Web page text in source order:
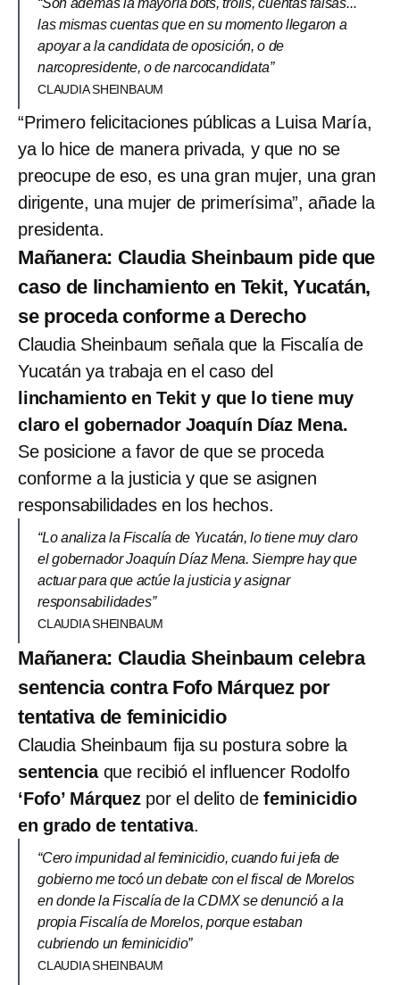
“Son además la mayoría bots, trolls, cuentas falsas...
las mismas cuentas que en su momento llegaron a
apoyar a la candidata de oposición, o de
narcopresidente, o de narcocandidata”
CLAUDIA SHEINBAUM
“Primero felicitaciones públicas a Luisa María,
ya lo hice de manera privada, y que no se
preocupe de eso, es una gran mujer, una gran
dirigente, una mujer de primerísima”, añade la
presidenta.
Mañanera: Claudia Sheinbaum pide que
caso de linchamiento en Tekit, Yucatán,
se proceda conforme a Derecho
Claudia Sheinbaum señala que la Fiscalía de
Yucatán ya trabaja en el caso del
linchamiento en Tekit y que lo tiene muy
claro el gobernador Joaquín Díaz Mena.
Se posicione a favor de que se proceda
conforme a la justicia y que se asignen
responsabilidades en los hechos.
“Lo analiza la Fiscalía de Yucatán, lo tiene muy claro
el gobernador Joaquín Díaz Mena. Siempre hay que
actuar para que actúe la justicia y asignar
responsabilidades”
CLAUDIA SHEINBAUM
Mañanera: Claudia Sheinbaum celebra
sentencia contra Fofo Márquez por
tentativa de feminicidio
Claudia Sheinbaum fija su postura sobre la
sentenciaque recibió el influencer Rodolfo
‘Fofo’ Márquezpor el delito defeminicidio
en grado de tentativa.
“Cero impunidad al feminicidio, cuando fui jefa de
gobierno me tocó un debate con el fiscal de Morelos
en donde la Fiscalía de la CDMX se denunció a la
propia Fiscalía de Morelos, porque estaban
cubriendo un feminicidio”
CLAUDIA SHEINBAUM